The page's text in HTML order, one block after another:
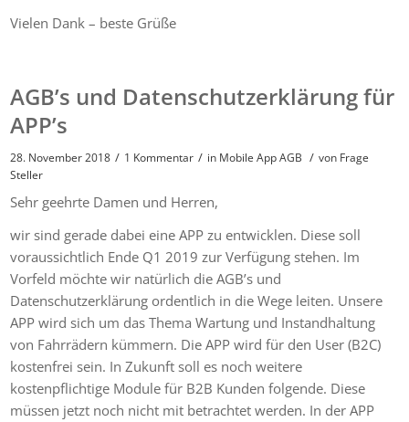
Vielen Dank – beste Grüße
AGB’s und Datenschutzerklärung für
APP’s
28. November 2018 / 1 Kommentar / in Mobile App AGB / von Frage
Steller
Sehr geehrte Damen und Herren,
wir sind gerade dabei eine APP zu entwicklen. Diese soll
voraussichtlich Ende Q1 2019 zur Verfügung stehen. Im
Vorfeld möchte wir natürlich die AGB’s und
Datenschutzerklärung ordentlich in die Wege leiten. Unsere
APP wird sich um das Thema Wartung und Instandhaltung
von Fahrrädern kümmern. Die APP wird für den User (B2C)
kostenfrei sein. In Zukunft soll es noch weitere
kostenpflichtige Module für B2B Kunden folgende. Diese
müssen jetzt noch nicht mit betrachtet werden. In der APP